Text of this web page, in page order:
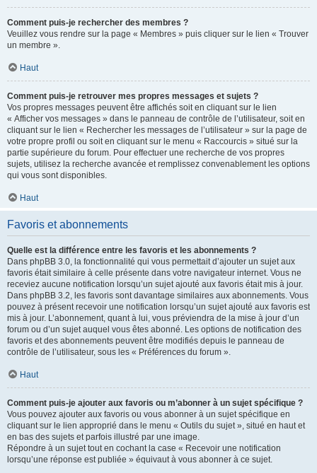
Comment puis-je rechercher des membres ?
Veuillez vous rendre sur la page « Membres » puis cliquer sur le lien « Trouver
un membre ».
Haut
Comment puis-je retrouver mes propres messages et sujets ?
Vos propres messages peuvent être affichés soit en cliquant sur le lien
« Afficher vos messages » dans le panneau de contrôle de l’utilisateur, soit en
cliquant sur le lien « Rechercher les messages de l’utilisateur » sur la page de
votre propre profil ou soit en cliquant sur le menu « Raccourcis » situé sur la
partie supérieure du forum. Pour effectuer une recherche de vos propres
sujets, utilisez la recherche avancée et remplissez convenablement les options
qui vous sont disponibles.
Haut
Favoris et abonnements
Quelle est la différence entre les favoris et les abonnements ?
Dans phpBB 3.0, la fonctionnalité qui vous permettait d’ajouter un sujet aux
favoris était similaire à celle présente dans votre navigateur internet. Vous ne
receviez aucune notification lorsqu’un sujet ajouté aux favoris était mis à jour.
Dans phpBB 3.2, les favoris sont davantage similaires aux abonnements. Vous
pouvez à présent recevoir une notification lorsqu’un sujet ajouté aux favoris est
mis à jour. L’abonnement, quant à lui, vous préviendra de la mise à jour d’un
forum ou d’un sujet auquel vous êtes abonné. Les options de notification des
favoris et des abonnements peuvent être modifiés depuis le panneau de
contrôle de l’utilisateur, sous les « Préférences du forum ».
Haut
Comment puis-je ajouter aux favoris ou m’abonner à un sujet spécifique ?
Vous pouvez ajouter aux favoris ou vous abonner à un sujet spécifique en
cliquant sur le lien approprié dans le menu « Outils du sujet », situé en haut et
en bas des sujets et parfois illustré par une image.
Répondre à un sujet tout en cochant la case « Recevoir une notification
lorsqu’une réponse est publiée » équivaut à vous abonner à ce sujet.